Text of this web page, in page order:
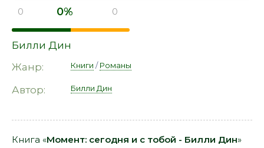
0 0% 0
Билли Дин
Жанр:
Книги /Романы
Автор: Билли Дин
Книга «Момент: сегодня и с тобой - Билли Дин»